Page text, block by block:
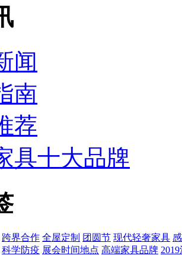
闻
南
荐
具十大品牌
跨界合作 全屋定制 团圆节 现代轻奢家具
科学防疫 展会时间地点 高端家具品牌